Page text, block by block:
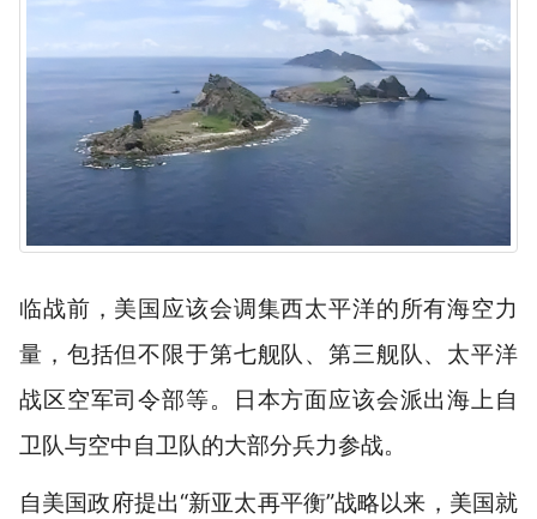
临战前，美国应该会调集西太平洋的所有海空力
量，包括但不限于第七舰队、第三舰队、太平洋
战区空军司令部等。
日本方面应该会派出海上自
卫队与空中自卫队的大部分兵力参战。
自美国政府提出“新亚太再平衡”战略以来，美国就